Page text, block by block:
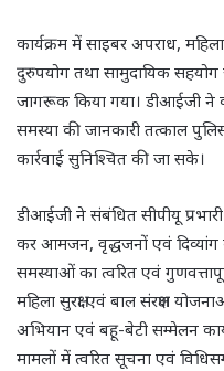
कार्यक्रम में साइबर अपराध,
दुरुपयोग तथा सामुदायिक सहयोग
जागरूक किया गया। डीआईजी ने
समस्या की जानकारी तत्काल
कार्रवाई सुनिश्चित की जा सके।
डीआईजी ने संबंधित सीपीयू प्रभारी
कर आमजन, वृद्धजनों एवं दिव्यांग
समस्याओं का त्वरित एवं
महिला सुरक्षा एवं बाल संरक्षण
अभियान एवं बहू-बेटी सम्मेलन
मामलों में त्वरित सूचना एवं